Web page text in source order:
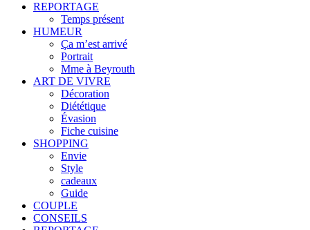
REPORTAGE
Temps présent
HUMEUR
Ça m’est arrivé
Portrait
Mme à Beyrouth
ART DE VIVRE
Décoration
Diététique
Évasion
Fiche cuisine
SHOPPING
Envie
Style
cadeaux
Guide
COUPLE
CONSEILS